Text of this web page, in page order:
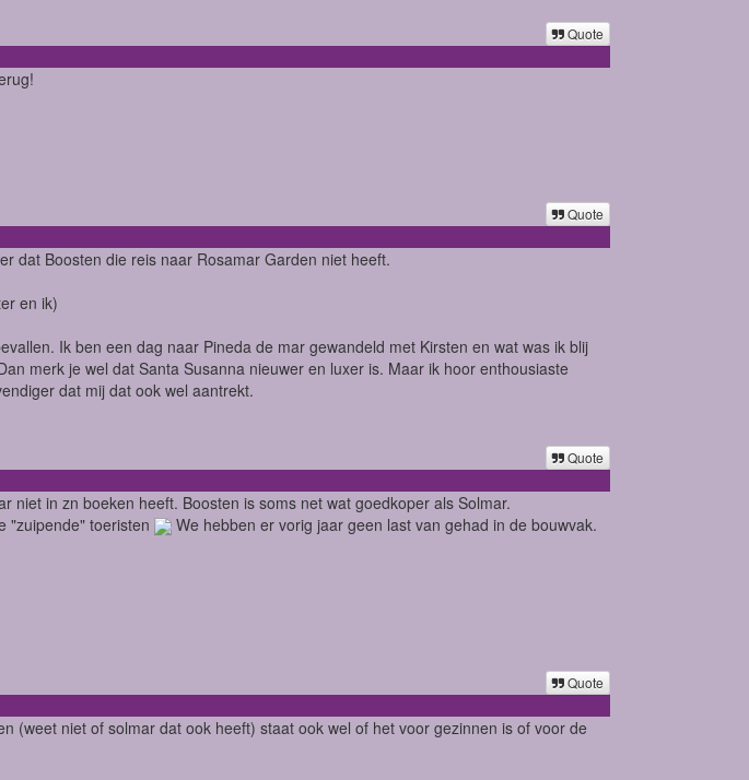
Quote
Quote
dat Boosten die reis naar Rosamar Garden niet heeft.
en ik)
Ik ben een dag naar Pineda de mar gewandeld met Kirsten en wat was ik blij
merk je wel dat Santa Susanna nieuwer en luxer is. Maar ik hoor enthousiaste
dat mij dat ook wel aantrekt.
Quote
niet in zn boeken heeft. Boosten is soms net wat goedkoper als Solmar.
"zuipende" toeristen
We hebben er vorig jaar geen last van gehad in de bouwvak.
Quote
(weet niet of solmar dat ook heeft) staat ook wel of het voor gezinnen is of voor de